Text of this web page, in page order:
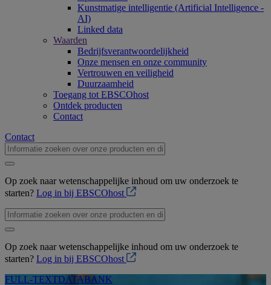
Kunstmatige intelligentie (Artificial Intelligence -
AI)
Linked data
Waarden
Bedrijfsverantwoordelijkheid
Onze mensen en onze community
Vertrouwen en veiligheid
Duurzaamheid
Toegang tot EBSCOhost
Ontdek producten
Contact
Contact
Op zoek naar wetenschappelijke inhoud om uw onderzoek te
starten? Log in bij EBSCOhost
Op zoek naar wetenschappelijke inhoud om uw onderzoek te
starten? Log in bij EBSCOhost
FULL-TEXTDATABANK